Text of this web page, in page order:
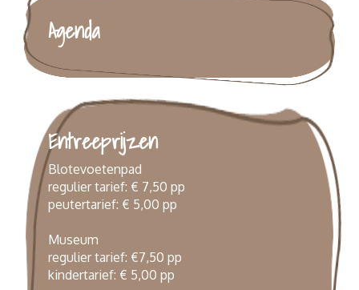
Agenda
Entreeprijzen
Blotevoetenpad
regulier tarief: € 7,50 pp
peutertarief: € 5,00 pp
Museum
regulier tarief: €7,50 pp
kindertarief: € 5,00 pp